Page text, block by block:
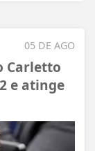
05 DE AGO
Carletto
e atinge